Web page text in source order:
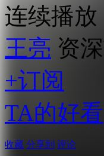
连续播放
王亮 资
+订阅
TA的好看
收藏 分享到 评论